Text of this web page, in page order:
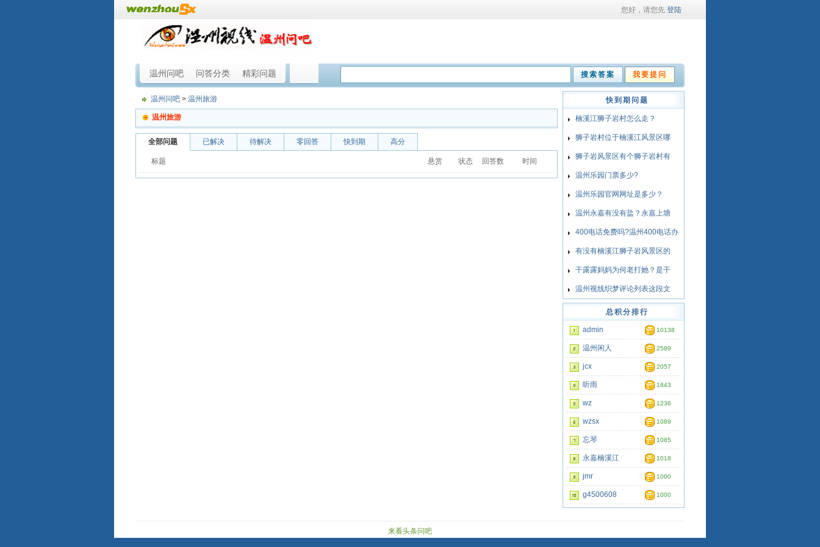
您好，请您先 登陆
温州问吧 问答分类 精彩问题
温州问吧 > 温州旅游
温州旅游
全部问题 已解决 待解决 零回答 快到期 高分
标题 悬赏 状态 回答数 时间
快到期问题
楠溪江狮子岩村怎么走？
狮子岩村位于楠溪江风景区哪
狮子岩风景区有个狮子岩村有
温州乐园门票多少?
温州乐园官网网址是多少？
温州永嘉有没有盐？永嘉上塘
400电话免费吗?温州400电话办
有没有楠溪江狮子岩风景区的
干露露妈妈为何老打她？是干
温州视线织梦评论列表这段文
总积分排行
admin 10138
温州闲人 2589
jcx 2057
听雨 1843
wz 1236
wzsx 1089
忘琴 1085
永嘉楠溪江 1018
jmr 1000
g4500608 1000
来看头条问吧